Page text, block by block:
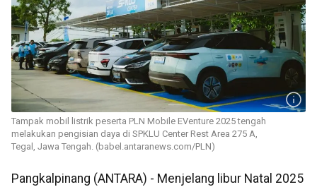
Tampak mobil listrik peserta PLN Mobile EVenture 2025 tengah
melakukan pengisian daya di SPKLU Center Rest Area 275 A,
Tegal, Jawa Tengah. (babel.antaranews.com/PLN)
Pangkalpinang (ANTARA) - Menjelang libur Natal 2025